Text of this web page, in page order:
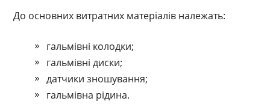
До основних витратних матеріалів належать:
гальмівні колодки;
гальмівні диски;
датчики зношування;
гальмівна рідина.